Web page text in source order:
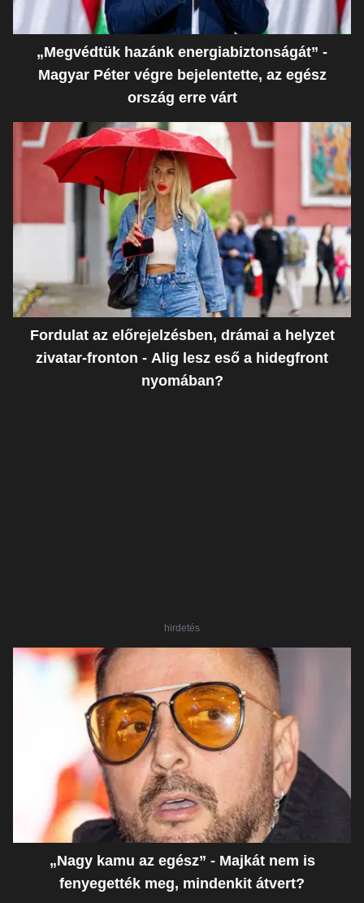
„Megvédtük hazánk energiabiztonságát” -
Magyar Péter végre bejelentette, az egész
ország erre várt
Fordulat az előrejelzésben, drámai a helyzet
zivatar-fronton - Alig lesz eső a hidegfront
nyomában?
hirdetés
„Nagy kamu az egész” - Majkát nem is
fenyegették meg, mindenkit átvert?